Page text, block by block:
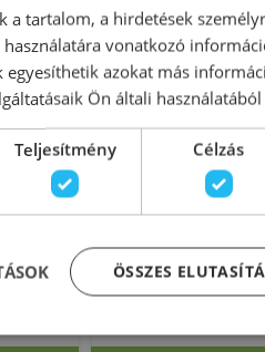
Flexibilis
ALCA (Alcaplast)
csatlakozó
Azonosító:
a tartalom, a hirdetések
vonatkozó
egyesíthetik azokat más
Ön általi
Teljesítmény Célzás
ÖSSZES